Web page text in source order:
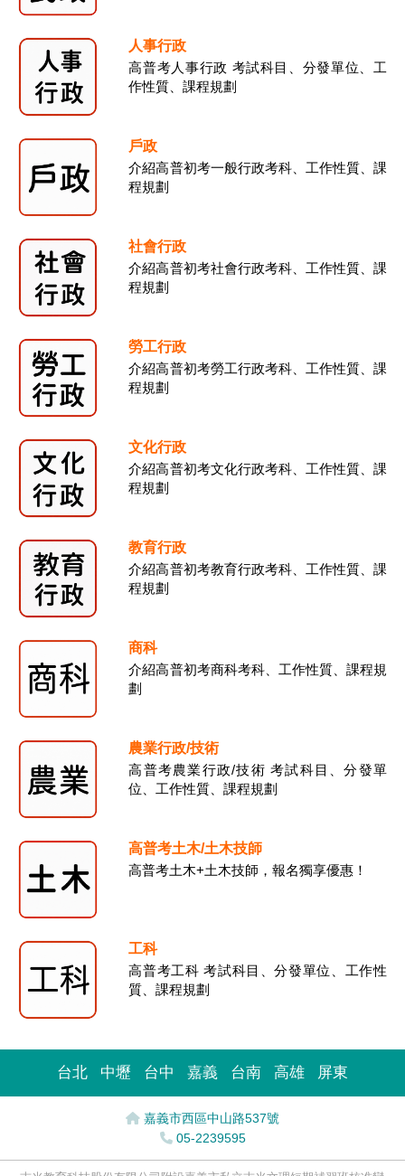
人事行政
高普考人事行政 考試科目、分發單位、工
作性質、課程規劃
戶政
介紹高普初考一般行政考科、工作性質、課
程規劃
社會行政
介紹高普初考社會行政考科、工作性質、課
程規劃
勞工行政
介紹高普初考勞工行政考科、工作性質、課
程規劃
文化行政
介紹高普初考文化行政考科、工作性質、課
程規劃
教育行政
介紹高普初考教育行政考科、工作性質、課
程規劃
商科
介紹高普初考商科考科、工作性質、課程規
劃
農業行政/技術
高普考農業行政/技術 考試科目、分發單
位、工作性質、課程規劃
高普考土木/土木技師
高普考土木+土木技師，報名獨享優惠！
工科
高普考工科 考試科目、分發單位、工作性
質、課程規劃
台北 中壢 台中 嘉義 台南 高雄 屏東
嘉義市西區中山路537號
05-2239595